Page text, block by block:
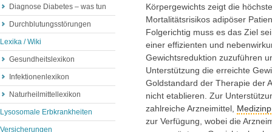
Diagnose Diabetes – was tun
Durchblutungsstörungen
Lexika / Wiki
Gesundheitslexikon
Infektionenlexikon
Naturheilmittellexikon
Lysosomale Erbkrankheiten
Versicherungen
Körpergewichts zeigt die
Mortalitätsrisikos adipöser
Folgerichtig muss es das Ziel
einer effizienten und
Gewichtsreduktion zuzuführen
Unterstützung die erreichte
Goldstandard der Therapie der
nicht etablieren. Zur
zahlreiche Arzneimittel,
zur Verfügung, wobei die